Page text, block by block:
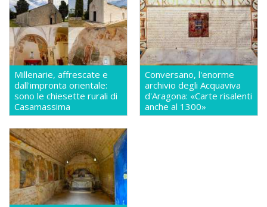
Millenarie, affrescate e
dall'impronta orientale:
sono le chiesette rurali di
Casamassima
Conversano, l'enorme
archivio degli Acquaviva
d'Aragona: «Carte risalenti
anche al 1300»